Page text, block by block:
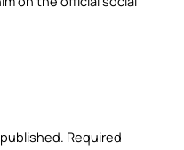
Required